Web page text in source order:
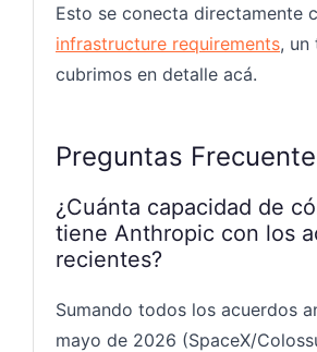
Esto se conecta directamente
infrastructure requirements, un
cubrimos en detalle acá.
Preguntas
¿Cuánta capacidad de
tiene Anthropic con los
recientes?
Sumando todos los acuerdos
mayo de 2026 (SpaceX/